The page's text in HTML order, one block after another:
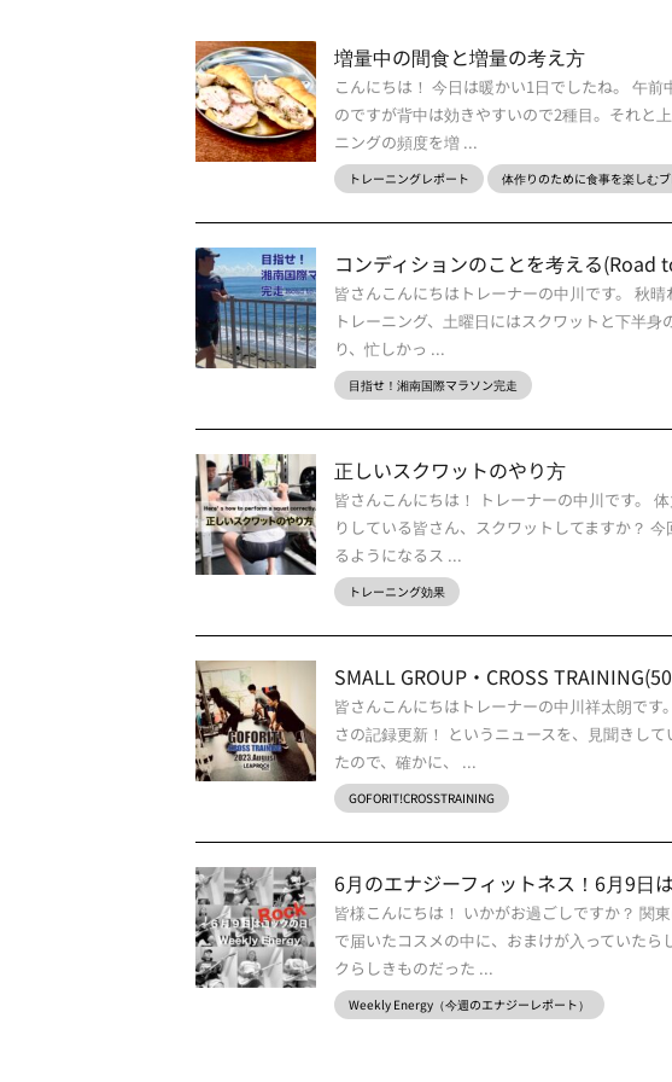
増量中の間食と増量の考え方
こんにちは！ 今日は暖かい1日でしたね。 午
のですが背中は効きやすいので2種目。それと
ニングの頻度を増 ...
トレーニングレポート 体作りのために食事を楽しむ
コンディションのことを考える(Road
皆さんこんにちはトレーナーの中川です。 秋
トレーニング、土曜日にはスクワットと下半
り、忙しかっ ...
目指せ！湘南国際マラソン完走
正しいスクワットのやり方
皆さんこんにちは！ トレーナーの中川です。
りしている皆さん、スクワットしてますか？
るようになるス ...
トレーニング効果
SMALL GROUP・CROSS
皆さんこんにちはトレーナーの中川祥太朗で
さの記録更新！ というニュースを、見聞きし
たので、確かに、 ...
GOFORIT!CROSSTRAINING
6月のエナジーフィットネス！6月9日
皆様こんにちは！ いかがお過ごしですか？ 関
で届いたコスメの中に、おまけが入っていた
クらしきものだった ...
Weekly Energy（今週のエナジーレポート）